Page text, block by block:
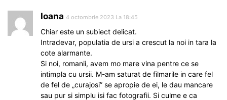
Ioana 4 octombrie 2023 La 18:45
Chiar este un subiect delicat.
Intradevar, populatia de ursi a crescut la noi in tara la
cote alarmante.
Si noi, romanii, avem mo mare vina pentre ce se
intimpla cu ursii. M-am saturat de filmarile in care fel
de fel de „curajosi” se apropie de ei, le dau mancare
sau pur si simplu isi fac fotografii. Si culme e ca